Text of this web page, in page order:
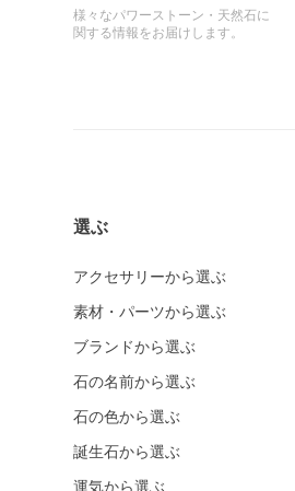
様々なパワーストーン・天然石に
関する情報をお届けします。
選ぶ
アクセサリーから選ぶ
素材・パーツから選ぶ
ブランドから選ぶ
石の名前から選ぶ
石の色から選ぶ
誕生石から選ぶ
運気から選ぶ